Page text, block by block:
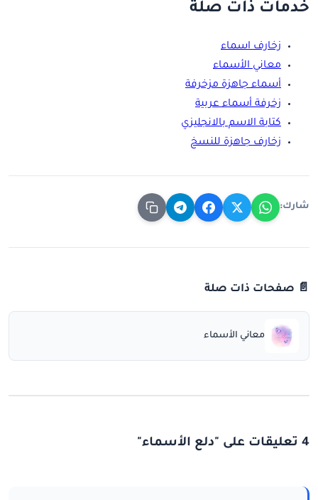
خدمات ذات صلة
زخارف اسماء
معاني الأسماء
أسماء جاهزة مزخرفة
زخرفة أسماء عربية
كتابة الاسم بالانجليزي
زخارف جاهزة للنسخ
شارك:
📄 صفحات ذات صلة
معاني الأسماء
4 تعليقات على "دلع الأسماء"